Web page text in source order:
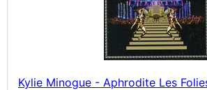
Kylie Minogue - Aphrodite Les